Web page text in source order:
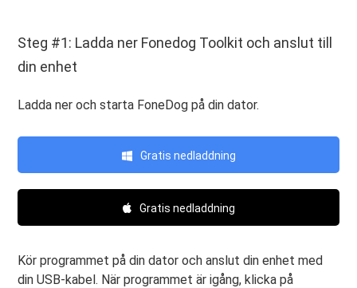
Steg #1: Ladda ner Fonedog Toolkit och anslut till
din enhet
Ladda ner och starta FoneDog på din dator.
Gratis nedladdning
Gratis nedladdning
Kör programmet på din dator och anslut din enhet med
din USB-kabel. När programmet är igång, klicka på